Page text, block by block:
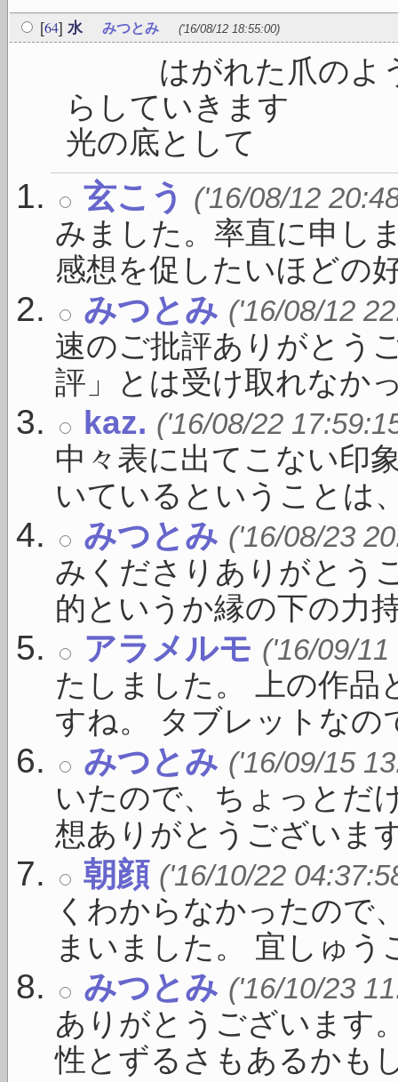
[64] 水 みつとみ ('16/08/12 18:55:00)
はがれた爪のよう
らしてい
光の底とし
玄こう ('16/08/12
みました。率直に申し
感想を促したいほどの
みつとみ ('16/08/12
速のご批評ありがとう
評」とは受け取れなか
kaz. ('16/08/22
中々表に出てこない印
いているということは
みつとみ ('16/08/23
みくださりありがとう
的というか縁の下の力
アラメルモ ('16/09/
たしました。 上の作品
すね。 タブレットなの
みつとみ ('16/09/15
いたので、ちょっとだ
想ありがとうございま
朝顔 ('16/10/22
くわからなかったので
まいました。 宜しゅう
みつとみ ('16/10/23
ありがとうございます
性とずるさもあるかも